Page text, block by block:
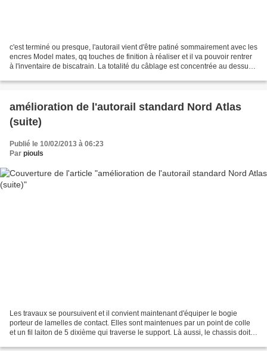
c'est terminé ou presque, l'autorail vient d'être patiné sommairement avec les
encres Model mates, qq touches de finition à réaliser et il va pouvoir rentrer
à l'inventaire de biscatrain. La totalité du câblage est concentrée au dessus
amélioration de l'autorail standard Nord Atlas
(suite)
Publié le 10/02/2013 à 06:23
Par piouls
Les travaux se poursuivent et il convient maintenant d'équiper le bogie
porteur de lamelles de contact. Elles sont maintenues par un point de colle
et un fil laiton de 5 dixième qui traverse le support. Là aussi, le chassis doit